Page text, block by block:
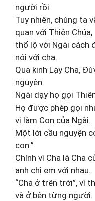
người rồi.
Tuy nhiên, chúng ta
quan với Thiên Chúa,
thổ lộ với Ngài cách
nói với cha.
Qua kinh Lạy Cha,
nguyện.
Ngài dạy họ gọi
Họ được phép gọi
vị làm Con của Ngài.
Một lời cầu nguyện
con.”
Chính vì Cha là Cha
anh chị em với nhau.
“Cha ở trên trời”, vì
và ở bên từng người.